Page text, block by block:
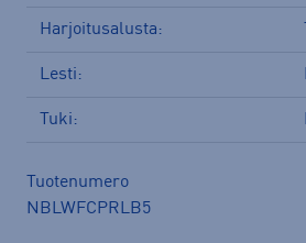
Harjoitusalusta:
Lesti:
Tuki:
Tuotenumero
NBLWFCPRLB5